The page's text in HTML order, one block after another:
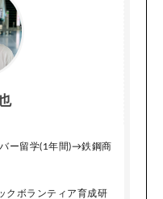
ー留学(1年間)→鉄鋼商
クボランティア育成研